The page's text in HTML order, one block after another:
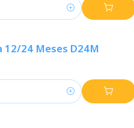
12/24 Meses D24M